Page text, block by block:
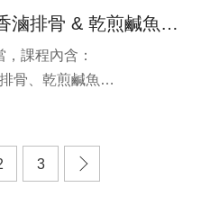
黏土國民美食便當A：香滷排骨 & 乾煎鹹魚便當
課程內含：
骨、乾煎鹹魚
3 下